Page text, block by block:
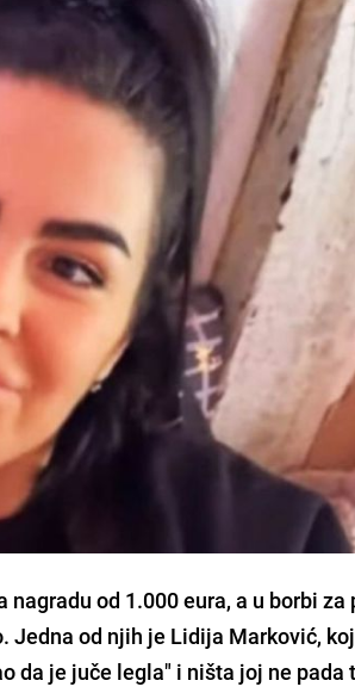
od 1.000 eura, a u borbi za
Jedna od njih je Lidija Marković,
da je juče legla" i ništa joj ne pada